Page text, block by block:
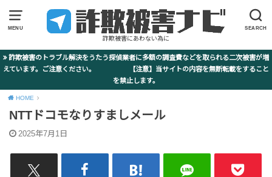
MENU SEARCH
詐欺被害にあわない為に
詐欺被害のトラブル解決をうたう探偵業者に多額の調査費などを取られる二次被害が増
えています。ご注意ください。 【注意】当サイトの内容を無断転載をすること
を禁止します。
HOME
NTTドコモなりすましメール
2025年7月1日